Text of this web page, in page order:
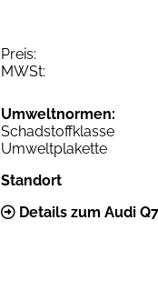
Preis:
MWSt:
Umweltnormen:
Schadstoffklasse
Umweltplakette
Standort
Details zum Audi